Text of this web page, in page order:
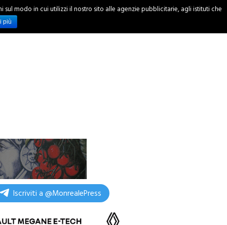
INCHIESTE
Iscriviti a @MonrealePress
modo in cui utilizzi il nostro sito alle agenzie pubblicitarie, agli istituti che
più